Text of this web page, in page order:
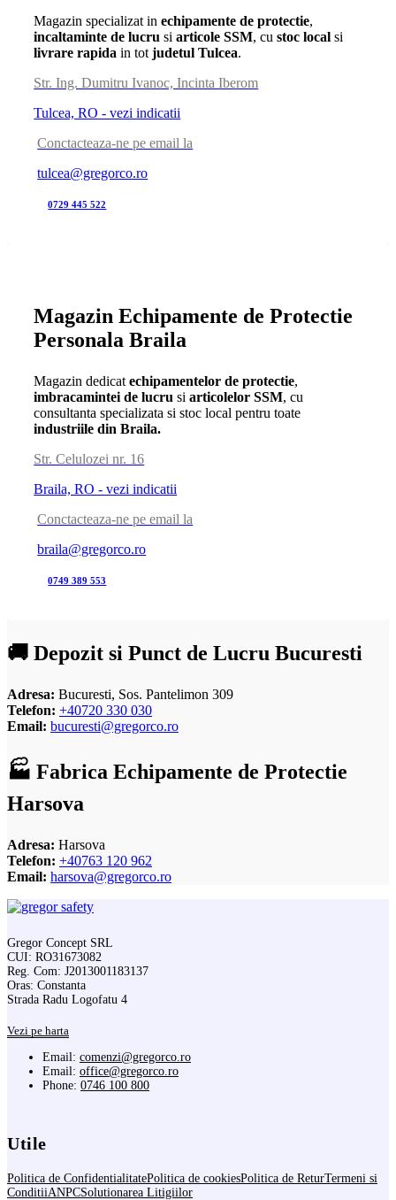
Magazin specializat inechipamente de protectie,
incaltaminte de lucru siarticole SSM, cu stoc local si
livrare rapida in totjudetul Tulcea.
Str. Ing. Dumitru Ivanoc, Incinta Iberom
Tulcea, RO - vezi indicatii
Conctacteaza-ne pe email la
tulcea@gregorco.ro
0729 445 522
Magazin Echipamente de Protectie
Personala Braila
Magazin dedicatechipamentelor de protectie,
imbracamintei de lucru siarticolelor SSM, cu
consultanta specializata si stoc local pentru toate
industriile din Braila.
Str. Celulozei nr. 16
Braila, RO - vezi indicatii
Conctacteaza-ne pe email la
braila@gregorco.ro
0749 389 553
🚚 Depozit si Punct de Lucru Bucuresti
Adresa: Bucuresti, Sos. Pantelimon 309
Telefon: +40720 330 030
Email: bucuresti@gregorco.ro
🏭 Fabrica Echipamente de Protectie
Harsova
Adresa: Harsova
Telefon: +40763 120 962
Email: harsova@gregorco.ro
Gregor Concept SRL
CUI: RO31673082
Reg. Com: J2013001183137
Oras: Constanta
Strada Radu Logofatu 4
Vezi pe harta
Email: comenzi@gregorco.ro
Email: office@gregorco.ro
Phone: 0746 100 800
Utile
Politica de ConfidentialitatePolitica de cookiesPolitica de ReturTermeni si
ConditiiANPCSolutionarea Litigiilor